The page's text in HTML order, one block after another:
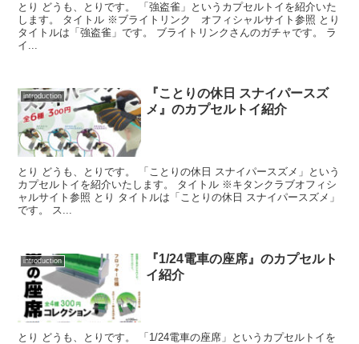
とり どうも、とりです。 「強盗雀」というカプセルトイを紹介いた
します。 タイトル ※ブライトリンク オフィシャルサイト参照 とり
タイトルは「強盗雀」です。 ブライトリンクさんのガチャです。 ラ
イ...
introduction
『ことりの休日 スナイパースズ
メ』のカプセルトイ紹介
とり どうも、とりです。 「ことりの休日 スナイパースズメ」という
カプセルトイを紹介いたします。 タイトル ※キタンクラブオフィシ
ャルサイト参照 とり タイトルは「ことりの休日 スナイパースズメ」
です。 ス...
introduction
『1/24電車の座席』のカプセルト
イ紹介
とり どうも、とりです。 「1/24電車の座席」というカプセルトイを